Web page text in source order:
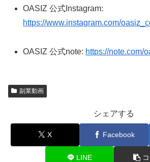
OASIZ 公式Instagram:
https://www.instagram.com/
OASIZ 公式note: https://note.com/
副業動画
シェアする
X Facebook
LINE